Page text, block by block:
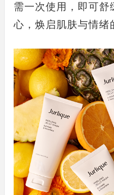
需一次使用，即可舒
心，焕启肌肤与情绪